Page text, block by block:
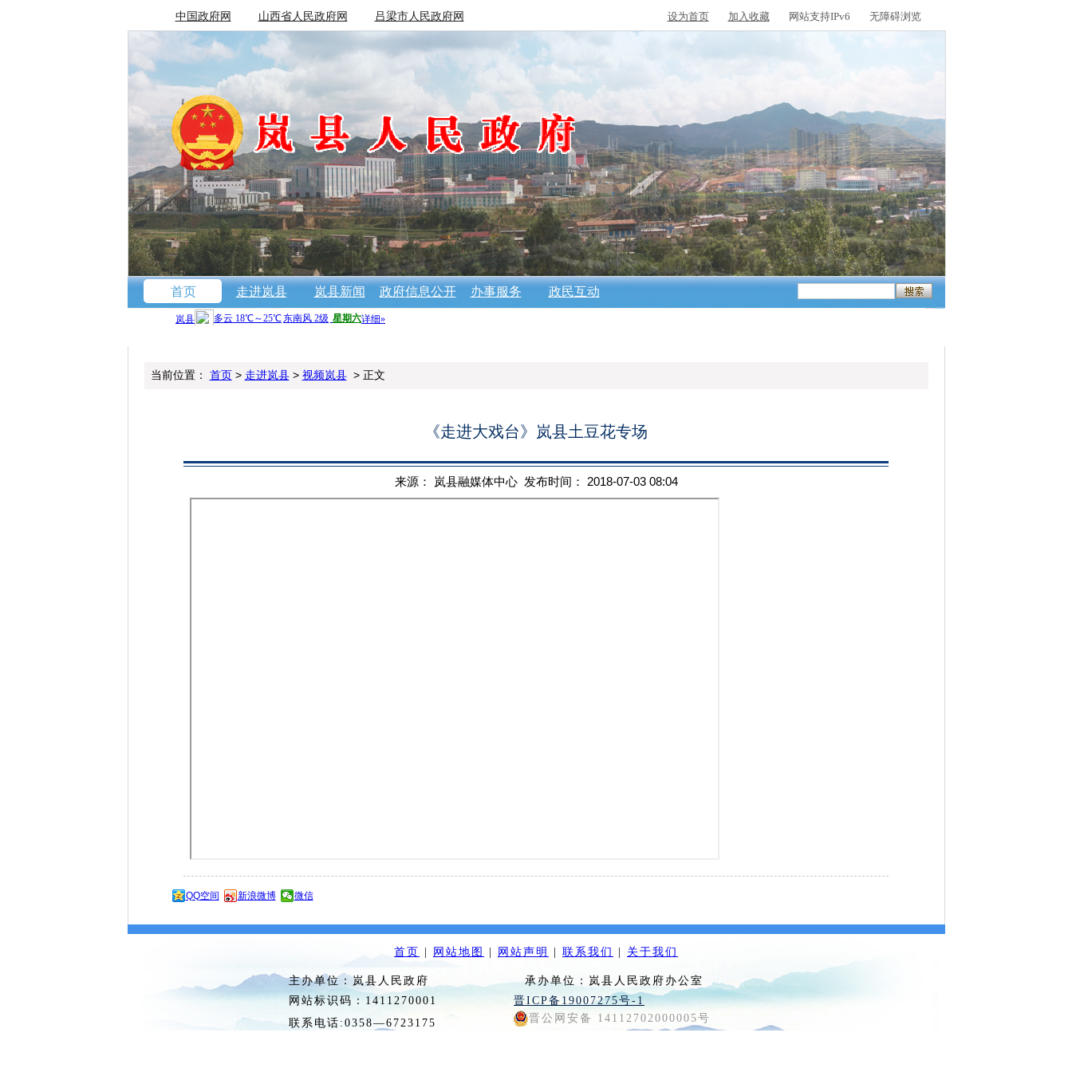
中国政府网 山西省人民政府网 吕梁市人民政府网 设为首页 加入收藏 网站支持IPv6 无障碍浏览
首页 走进岚县 岚县新闻 政府信息公开 办事服务 政民互动
当前位置： 首页> 走进岚县> 视频岚县> 正文
《走进大戏台》岚县土豆花专场
来源： 岚县融媒体中心 发布时间： 2018-07-03 08:04
QQ空间 新浪微博 微信
首页 网站地图 网站声明 联系我们 关于我们
主办单位：岚县人民政府 承办单位：岚县人民政府办公室
网站标识码：1411270001 晋ICP备19007275号-1
联系电话:0358—6723175
晋公网安备 14112702000005号